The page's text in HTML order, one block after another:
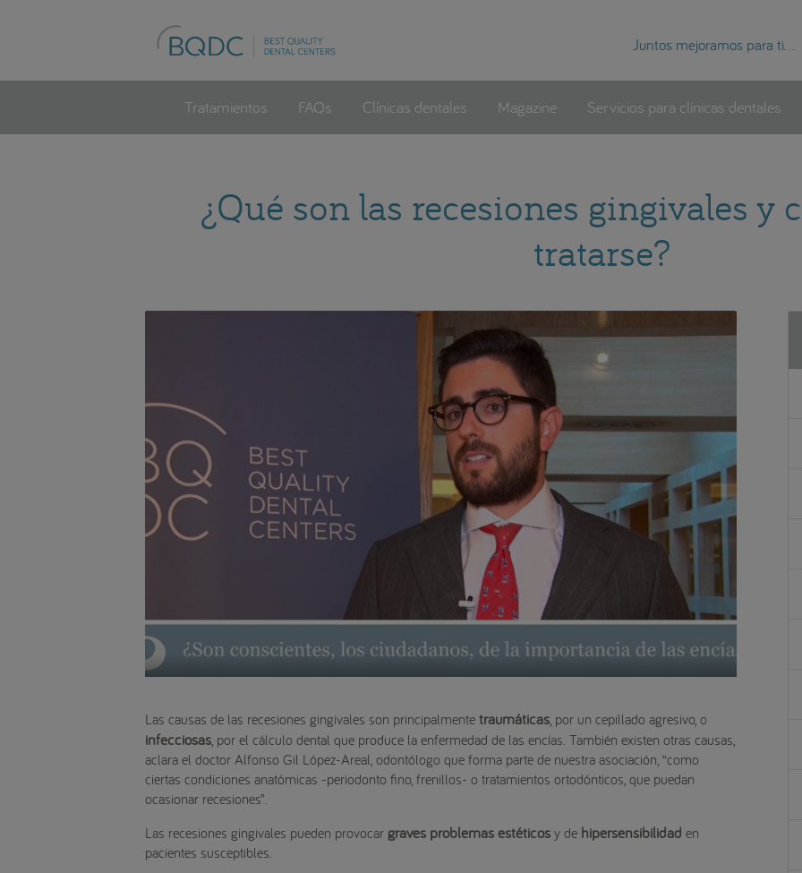
Juntos mejoramos para ti...
Tratamientos FAQs Clínicas dentales Magazine Servicios para clínicas dentales
¿Qué son las recesiones gingivales y
tratarse?
Las causas de las recesiones gingivales son principalmentetraumáticas , por un cepillado agresivo, o
infecciosas , por el cálculo dental que produce la enfermedad de las encías. También existen otras causas,
aclara el doctor Alfonso Gil López-Areal, odontólogo que forma parte de nuestra asociación, “como
ciertas condiciones anatómicas -periodonto fino, frenillos- o tratamientos ortodónticos, que puedan
ocasionar recesiones”.
Las recesiones gingivales pueden provocar graves problemas estéticos y de hipersensibilidad en
pacientes susceptibles.